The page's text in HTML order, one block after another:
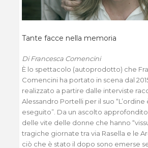
Tante facce nella memoria
Di Francesca Comencini
È lo spettacolo (autoprodotto) che
Comencini ha portato in scena dal
realizzato a partire dalle interviste
Alessandro Portelli per il suo “L’ordine
eseguito”. Da un ascolto
delle vite delle donne che hanno
tragiche giornate tra via Rasella e le
ciò che è stato il dopo sono emerse